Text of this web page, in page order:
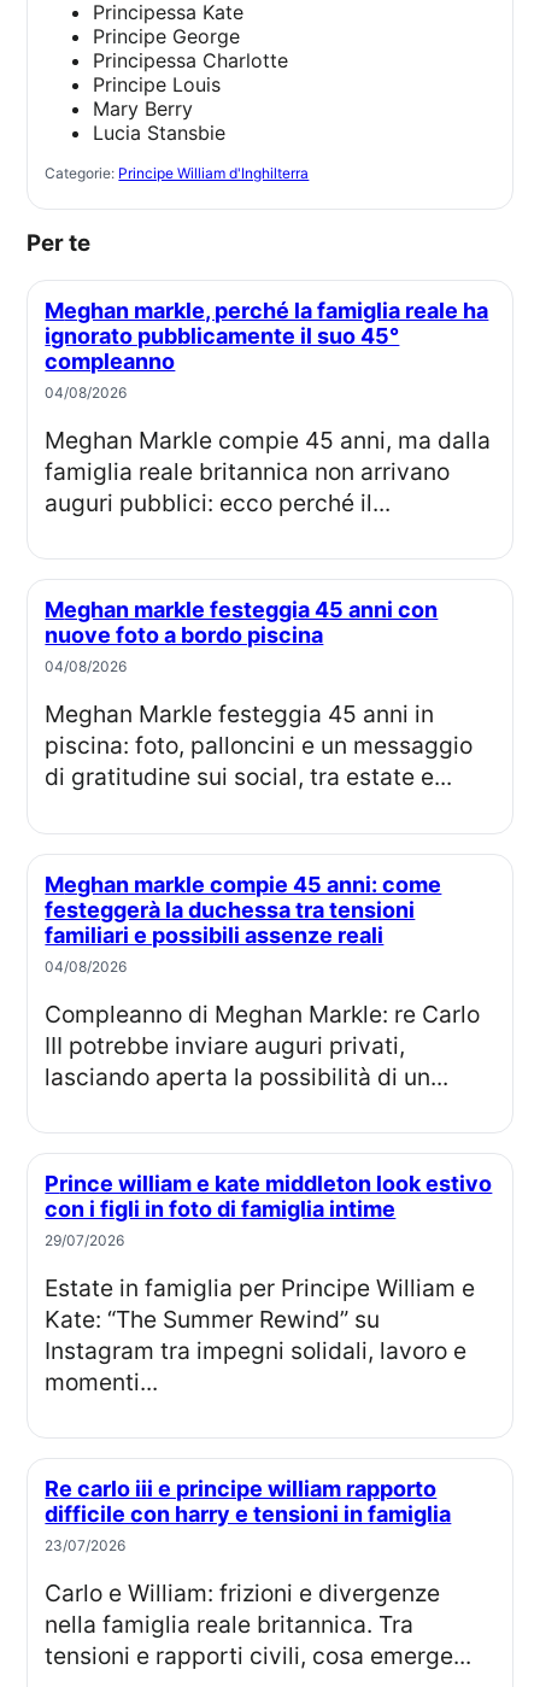
Principessa Kate
Principe George
Principessa Charlotte
Principe Louis
Mary Berry
Lucia Stansbie
Categorie: Principe William d'Inghilterra
Per te
Meghan markle, perché la famiglia reale ha
ignorato pubblicamente il suo 45°
compleanno
04/08/2026
Meghan Markle compie 45 anni, ma dalla
famiglia reale britannica non arrivano
auguri pubblici: ecco perché il...
Meghan markle festeggia 45 anni con
nuove foto a bordo piscina
04/08/2026
Meghan Markle festeggia 45 anni in
piscina: foto, palloncini e un messaggio
di gratitudine sui social, tra estate e...
Meghan markle compie 45 anni: come
festeggerà la duchessa tra tensioni
familiari e possibili assenze reali
04/08/2026
Compleanno di Meghan Markle: re Carlo
III potrebbe inviare auguri privati,
lasciando aperta la possibilità di un...
Prince william e kate middleton look estivo
con i figli in foto di famiglia intime
29/07/2026
Estate in famiglia per Principe William e
Kate: “The Summer Rewind” su
Instagram tra impegni solidali, lavoro e
momenti...
Re carlo iii e principe william rapporto
difficile con harry e tensioni in famiglia
23/07/2026
Carlo e William: frizioni e divergenze
nella famiglia reale britannica. Tra
tensioni e rapporti civili, cosa emerge...